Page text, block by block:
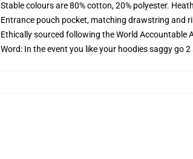
Stable colours are 80% cotton, 20% polyester.
Entrance pouch pocket, matching drawstring and
Ethically sourced following the World Accountable
Word: In the event you like your hoodies saggy go 2